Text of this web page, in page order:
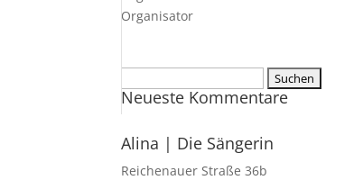
Organisator
nach:
Neueste Kommentare
Alina | Die Sängerin
Reichenauer Straße 36b